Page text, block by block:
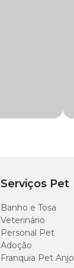
Serviços Pet
Banho e Tosa
Veterinário
Personal Pet
Adoção
Franquia Pet Anjo